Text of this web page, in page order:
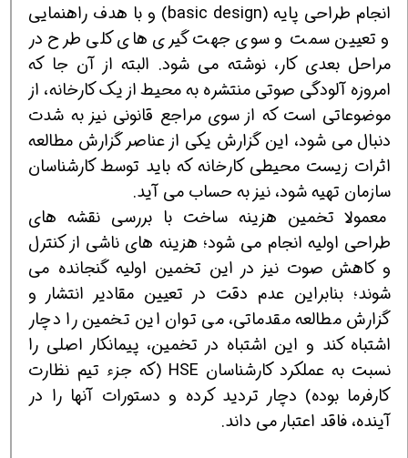
انجام طراحی پایه (basic design) و با هدف راهنمایی
و تعیین سمت و سوی جهت گیری های کلی طرح در
مراحل بعدی کار، نوشته می شود. البته از آن جا که
امروزه آلودگی صوتی منتشره به محیط از یک کارخانه، از
موضوعاتی است که از سوی مراجع قانونی نیز به شدت
دنبال می شود، این گزارش یکی از عناصر گزارش مطالعه
اثرات زیست محیطی کارخانه که باید توسط کارشناسان
سازمان تهیه شود، نیز به حساب می آید.
معمولا تخمین هزینه ساخت با بررسی نقشه های
طراحی اولیه انجام می شود؛ هزینه های ناشی از کنترل
و کاهش صوت نیز در این تخمین اولیه گنجانده می
شوند؛ بنابراین عدم دقت در تعیین مقادیر انتشار و
گزارش مطالعه مقدماتی، می توان این تخمین را دچار
اشتباه کند و این اشتباه در تخمین، پیمانکار اصلی را
نسبت به عملکرد کارشناسان HSE (که جزء تیم نظارت
کارفرما بوده) دچار تردید کرده و دستورات آنها را در
آینده، فاقد اعتبار می داند.